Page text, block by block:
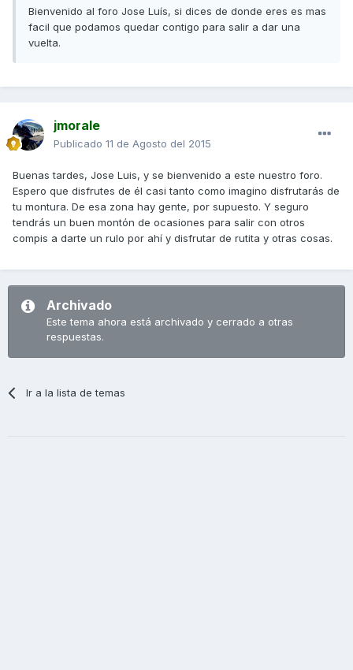
Bienvenido al foro Jose Luís, si dices de donde eres es mas
facil que podamos quedar contigo para salir a dar una
vuelta.
jmorale
Publicado 11 de Agosto del 2015
Buenas tardes, Jose Luis, y se bienvenido a este nuestro foro.
Espero que disfrutes de él casi tanto como imagino disfrutarás de
tu montura. De esa zona hay gente, por supuesto. Y seguro
tendrás un buen montón de ocasiones para salir con otros
compis a darte un rulo por ahí y disfrutar de rutita y otras cosas.
Archivado
Este tema ahora está archivado y cerrado a otras
respuestas.
Ir a la lista de temas